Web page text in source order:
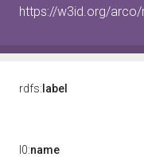
https://w3id.org/
rdfs: label
l0:name